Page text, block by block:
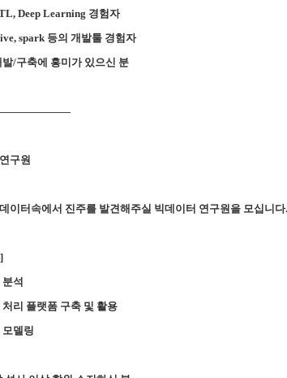
Deep Learning 경험자
spark 등의 개발툴 경험자
/구축에 흥미가 있으신 분
구원
이터속에서 진주를 발견해주실 빅데이터 연구원을 모십니다.
석
리 플랫폼 구축 및 활용
델링